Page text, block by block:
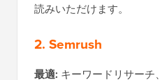
読みいただけます。
2. Semrush
最適: キーワードリサーチ